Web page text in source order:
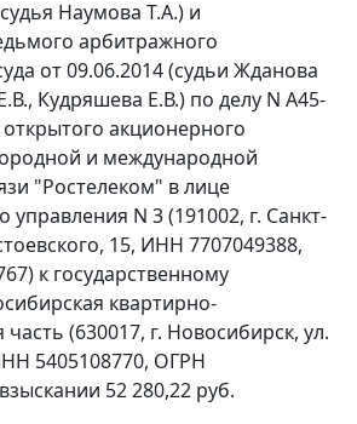
Наумова Т.А.) и
арбитражного
от 09.06.2014 (судьи Жданова
Кудряшева Е.В.) по делу N А45-
акционерного
и международной
"Ростелеком" в лице
управления N 3 (191002, г. Санкт-
15, ИНН 7707049388,
к государственному
квартирно-
(630017, г. Новосибирск, ул.
5405108770, ОГРН
52 280,22 руб.